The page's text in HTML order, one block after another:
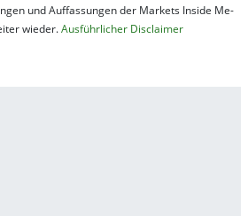
und Auf­fas­sung­en der Mar­kets In­side Me­
wie­der.Aus­führ­lich­er Dis­clai­mer